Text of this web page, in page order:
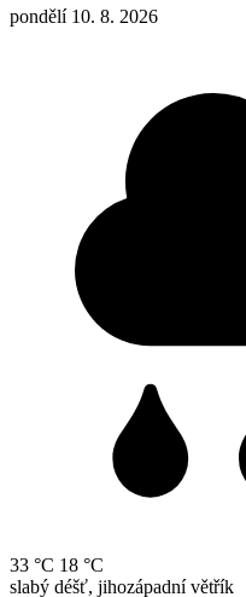
pondělí 10. 8. 2026
33 °C 18 °C
slabý déšť, jihozápadní větřík